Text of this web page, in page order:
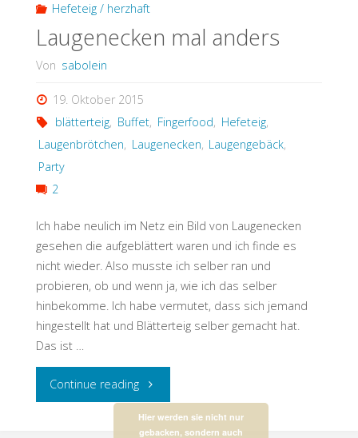
Hefeteig / herzhaft
Laugenecken mal anders
Von sabolein
19. Oktober 2015
blätterteig, Buffet, Fingerfood, Hefeteig,
Laugenbrötchen, Laugenecken, Laugengebäck,
Party
2
Ich habe neulich im Netz ein Bild von Laugenecken
gesehen die aufgeblättert waren und ich finde es
nicht wieder. Also musste ich selber ran und
probieren, ob und wenn ja, wie ich das selber
hinbekomme. Ich habe vermutet, dass sich jemand
hingestellt hat und Blätterteig selber gemacht hat.
Das ist …
Continue reading"Laugenecken
mal
Hier werden sie nicht nur
gebacken, sondern auch